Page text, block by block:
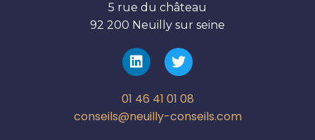
5 rue du château
92 200 Neuilly sur seine
01 46 41 01 08
conseils@neuilly-conseils.com